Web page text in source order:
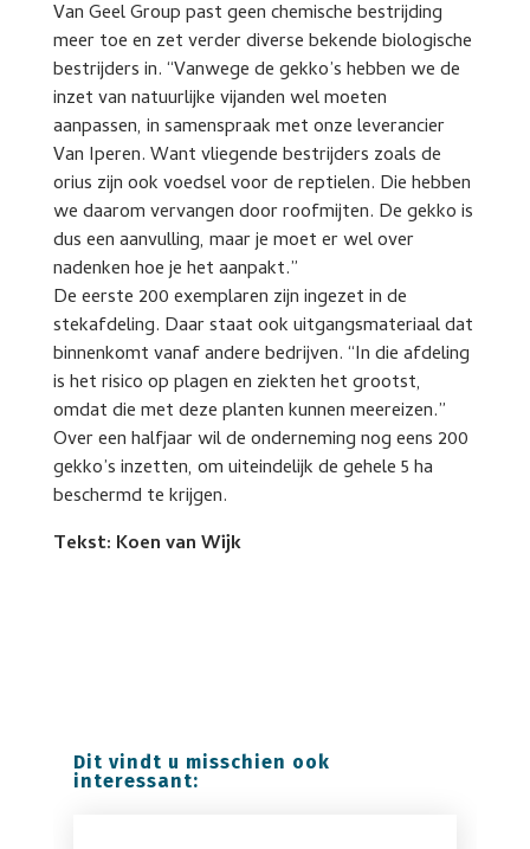
Van Geel Group past geen chemische bestrijding
meer toe en zet verder diverse bekende biologische
bestrijders in. “Vanwege de gekko’s hebben we de
inzet van natuurlijke vijanden wel moeten
aanpassen, in samenspraak met onze leverancier
Van Iperen. Want vliegende bestrijders zoals de
orius zijn ook voedsel voor de reptielen. Die hebben
we daarom vervangen door roofmijten. De gekko is
dus een aanvulling, maar je moet er wel over
nadenken hoe je het aanpakt.”
De eerste 200 exemplaren zijn ingezet in de
stekafdeling. Daar staat ook uitgangsmateriaal dat
binnenkomt vanaf andere bedrijven. “In die afdeling
is het risico op plagen en ziekten het grootst,
omdat die met deze planten kunnen meereizen.”
Over een halfjaar wil de onderneming nog eens 200
gekko’s inzetten, om uiteindelijk de gehele 5 ha
beschermd te krijgen.
Tekst: Koen van Wijk
Dit vindt u misschien ook
interessant: